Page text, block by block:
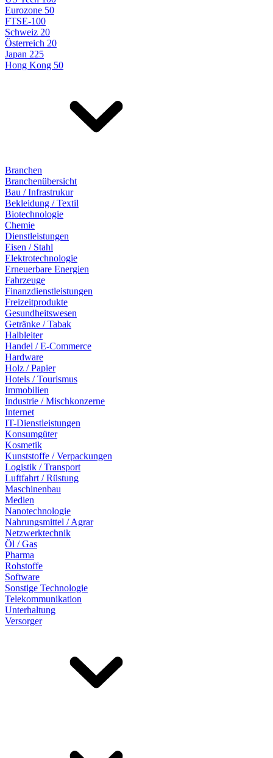
Eurozone 50
FTSE-100
Schweiz 20
Österreich 20
Japan 225
Hong Kong 50
Branchen
Branchenübersicht
Bau / Infrastrukur
Bekleidung / Textil
Biotechnologie
Chemie
Dienstleistungen
Eisen / Stahl
Elektrotechnologie
Erneuerbare Energien
Fahrzeuge
Finanzdienstleistungen
Freizeitprodukte
Gesundheitswesen
Getränke / Tabak
Halbleiter
Handel / E-Commerce
Hardware
Holz / Papier
Hotels / Tourismus
Immobilien
Industrie / Mischkonzerne
Internet
IT-Dienstleistungen
Konsumgüter
Kosmetik
Kunststoffe / Verpackungen
Logistik / Transport
Luftfahrt / Rüstung
Maschinenbau
Medien
Nanotechnologie
Nahrungsmittel / Agrar
Netzwerktechnik
Öl / Gas
Pharma
Rohstoffe
Software
Sonstige Technologie
Telekommunikation
Unterhaltung
Versorger